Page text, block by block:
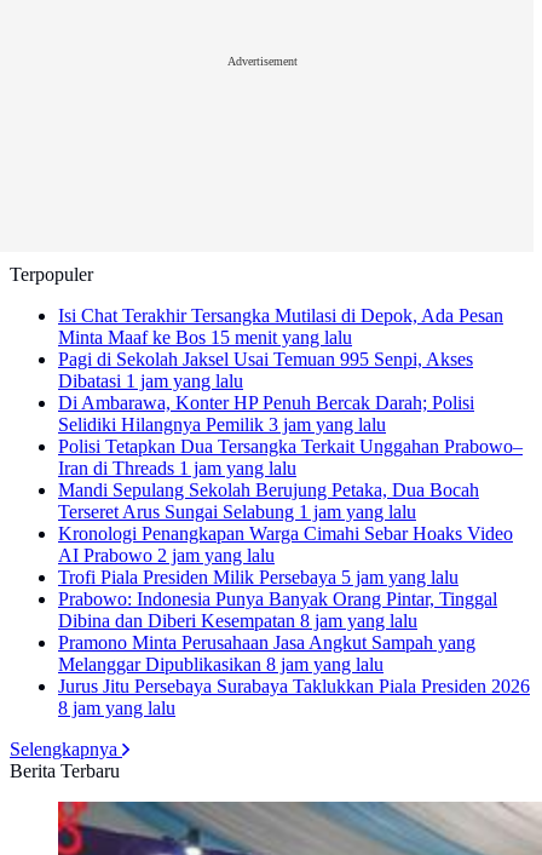
Advertisement
Terpopuler
Isi Chat Terakhir Tersangka Mutilasi di Depok, Ada Pesan
Minta Maaf ke Bos 15 menit yang lalu
Pagi di Sekolah Jaksel Usai Temuan 995 Senpi, Akses
Dibatasi 1 jam yang lalu
Di Ambarawa, Konter HP Penuh Bercak Darah; Polisi
Selidiki Hilangnya Pemilik 3 jam yang lalu
Polisi Tetapkan Dua Tersangka Terkait Unggahan Prabowo–
Iran di Threads 1 jam yang lalu
Mandi Sepulang Sekolah Berujung Petaka, Dua Bocah
Terseret Arus Sungai Selabung 1 jam yang lalu
Kronologi Penangkapan Warga Cimahi Sebar Hoaks Video
AI Prabowo 2 jam yang lalu
Trofi Piala Presiden Milik Persebaya 5 jam yang lalu
Prabowo: Indonesia Punya Banyak Orang Pintar, Tinggal
Dibina dan Diberi Kesempatan 8 jam yang lalu
Pramono Minta Perusahaan Jasa Angkut Sampah yang
Melanggar Dipublikasikan 8 jam yang lalu
Jurus Jitu Persebaya Surabaya Taklukkan Piala Presiden 2026
8 jam yang lalu
Selengkapnya
Berita Terbaru